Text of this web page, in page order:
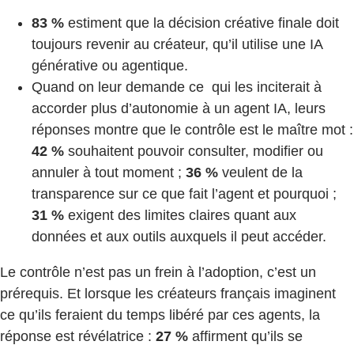
83 % estiment que la décision créative finale doit
toujours revenir au créateur, qu’il utilise une IA
générative ou agentique.
Quand on leur demande ce qui les inciterait à
accorder plus d’autonomie à un agent IA, leurs
réponses montre que le contrôle est le maître mot :
42 % souhaitent pouvoir consulter, modifier ou
annuler à tout moment ; 36 % veulent de la
transparence sur ce que fait l’agent et pourquoi ;
31 % exigent des limites claires quant aux
données et aux outils auxquels il peut accéder.
Le contrôle n’est pas un frein à l’adoption, c’est un
prérequis. Et lorsque les créateurs français imaginent
ce qu’ils feraient du temps libéré par ces agents, la
réponse est révélatrice : 27 % affirment qu’ils se